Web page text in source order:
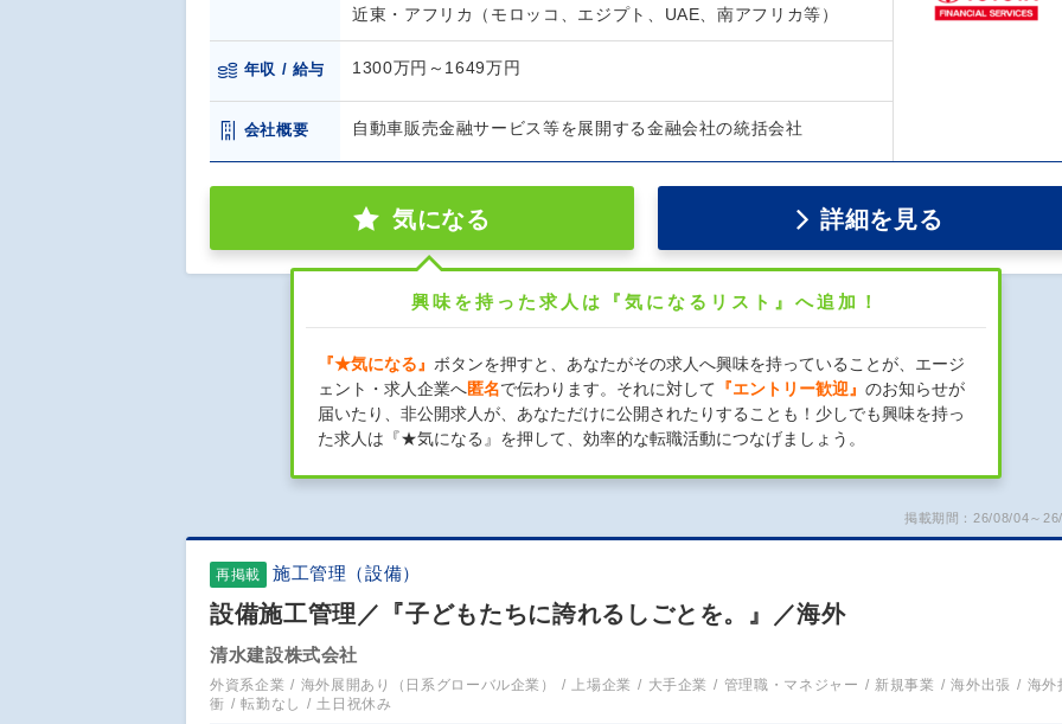
近東・アフリカ（モロッコ、エジプト、UAE、南アフリカ等）
年収 / 給与 1300万円～1649万円
会社概要 自動車販売金融サービス等を展開する金融会社の統括会社
気になる 詳細を見る
興味を持った求人は『気になるリスト』へ追加！
『★気になる』 ボタンを押すと、あなたがその求人へ興味を持っていることが、エージ
ェント・求人企業へ匿名で伝わります。それに対して 『エントリー歓迎』 のお知らせが
届いたり、非公開求人が、あなただけに公開されたりすることも！少しでも興味を持っ
た求人は『★気になる』を押して、効率的な転職活動につなげましょう。
掲載期間：26/08/04～
再掲載 施工管理（設備）
設備施工管理／『子どもたちに誇れるしごとを。』／海外
清水建設株式会社
外資系企業 海外展開あり（日系グローバル企業） 上場企業 大手企業 管理職・マネジャー 新規事業 海外出張
海外
衝
転勤なし 土日祝休み